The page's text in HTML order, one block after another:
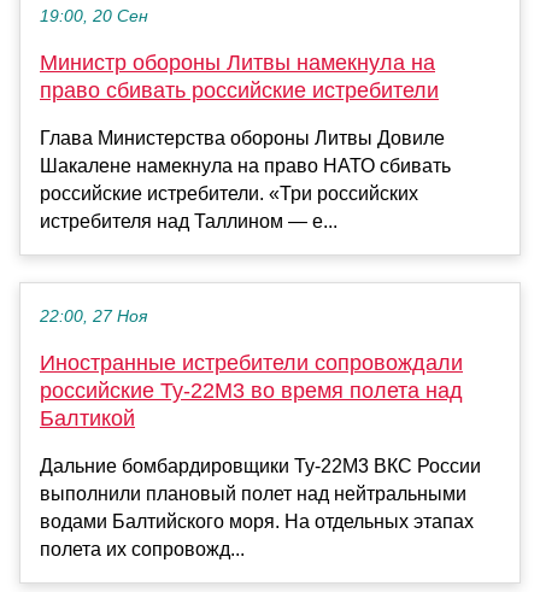
19:00, 20 Сен
Министр обороны Литвы намекнула на
право сбивать российские истребители
Глава Министерства обороны Литвы Довиле
Шакалене намекнула на право НАТО сбивать
российские истребители. «Три российских
истребителя над Таллином — е...
22:00, 27 Ноя
Иностранные истребители сопровождали
российские Ту-22М3 во время полета над
Балтикой
Дальние бомбардировщики Ту-22М3 ВКС России
выполнили плановый полет над нейтральными
водами Балтийского моря. На отдельных этапах
полета их сопровожд...